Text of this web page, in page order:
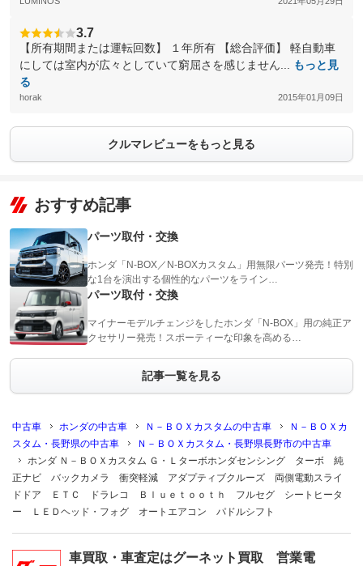
3.7
【所有期間または運転回数】 １年所有 【総合評価】 軽自動車
にしては室内が広々としていて窮屈さを感じません...
もっと見
る
horak 2015年01月09日
クルマレビューをもっと見る
おすすめ記事
パーツ取付・交換
ホンダ「N-BOX／N-BOXカスタム」用無限パーツ発売！特別
な1台を演出する個性的なパーツをライン…
パーツ取付・交換
マイナーモデルチェンジをしたホンダ「N-BOX」用の純正ア
クセサリー発売！スポーティーな印象を高める…
記事一覧を見る
中古車 ホンダの中古車 Ｎ－ＢＯＸカスタムの中古車
Ｎ－ＢＯＸカ
スタム・長野県の中古車
Ｎ－ＢＯＸカスタム・長野県長野市の中古車
ホンダ Ｎ－ＢＯＸカスタム Ｇ・Ｌターボホンダセンシング ターボ 純
正ナビ バックカメラ 衝突軽減 アダプティブクルーズ 両側電動スライ
ドドア ＥＴＣ ドラレコ Ｂｌｕｅｔｏｏｔｈ フルセグ シートヒータ
ー ＬＥＤヘッド・フォグ オートエアコン パドルシフト
車買取・車査定はグーネット買取 営業電